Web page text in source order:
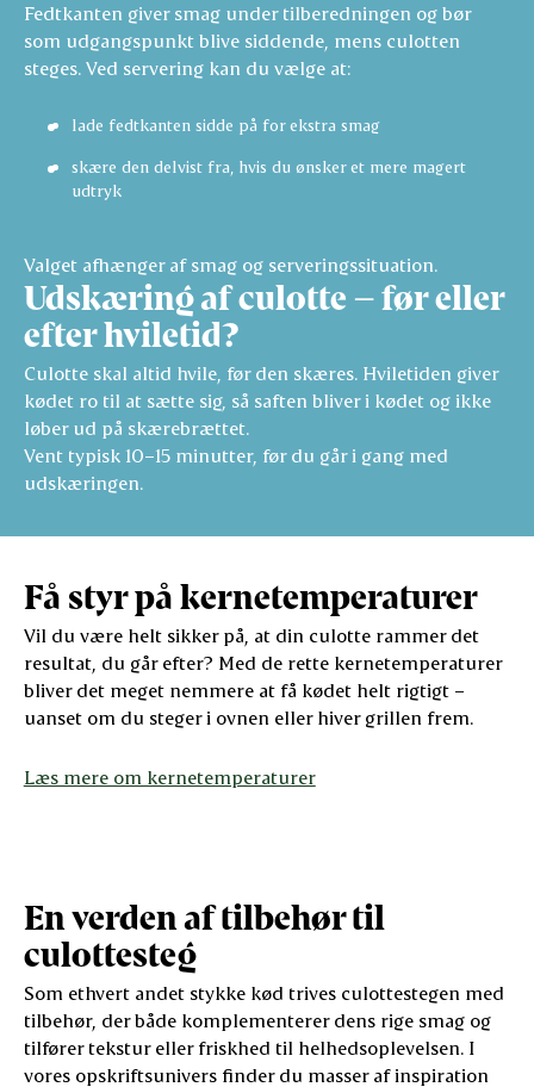
Fedtkanten giver smag under tilberedningen og bør
som udgangspunkt blive siddende, mens culotten
steges. Ved servering kan du vælge at:
lade fedtkanten sidde på for ekstra smag
skære den delvist fra, hvis du ønsker et mere magert
udtryk
Valget afhænger af smag og serveringssituation.
Udskæring af culotte – før eller
efter hviletid?
Culotte skal altid hvile, før den skæres. Hviletiden giver
kødet ro til at sætte sig, så saften bliver i kødet og ikke
løber ud på skærebrættet.
Vent typisk 10–15 minutter, før du går i gang med
udskæringen.
Få styr på kernetemperaturer
Vil du være helt sikker på, at din culotte rammer det
resultat, du går efter? Med de rette kernetemperaturer
bliver det meget nemmere at få kødet helt rigtigt –
uanset om du steger i ovnen eller hiver grillen frem.
Læs mere om kernetemperaturer
En verden af tilbehør til
culottesteg
Som ethvert andet stykke kød trives culottestegen med
tilbehør, der både komplementerer dens rige smag og
tilfører tekstur eller friskhed til helhedsoplevelsen. I
vores opskriftsunivers finder du masser af inspiration